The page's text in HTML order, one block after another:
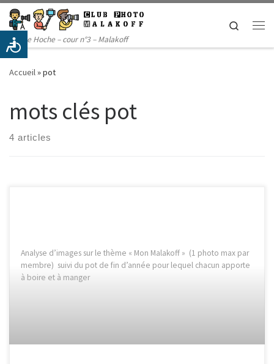
Passer au contenu
14 rue Hoche – cour n°3 – Malakoff
Search
Accueil»pot
mots clés pot
4 articles
Analyse d’images sur le thème « Mon Malakoff » (1 photo max par
membre) suivi du pot de fin d’année pour lequel chacun apporte
à boire et à manger